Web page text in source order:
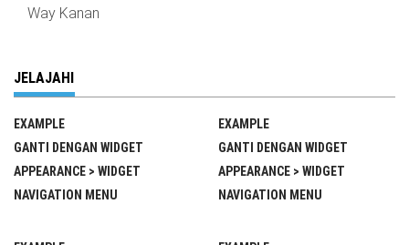
Way Kanan
JELAJAHI
EXAMPLE
GANTI DENGAN WIDGET
APPEARANCE > WIDGET
NAVIGATION MENU
EXAMPLE
GANTI DENGAN WIDGET
APPEARANCE > WIDGET
NAVIGATION MENU